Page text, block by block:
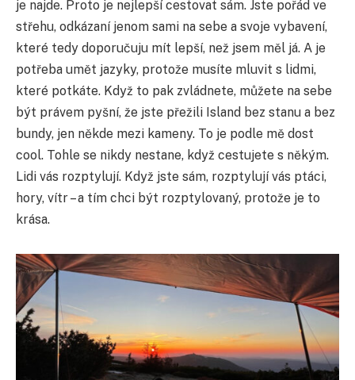
je najde. Proto je nejlepší cestovat sám. Jste pořád ve
střehu, odkázaní jenom sami na sebe a svoje vybavení,
které tedy doporučuju mít lepší, než jsem měl já. A je
potřeba umět jazyky, protože musíte mluvit s lidmi,
které potkáte. Když to pak zvládnete, můžete na sebe
být právem pyšní, že jste přežili Island bez stanu a bez
bundy, jen někde mezi kameny. To je podle mě dost
cool. Tohle se nikdy nestane, když cestujete s někým.
Lidi vás rozptylují. Když jste sám, rozptylují vás ptáci,
hory, vítr – a tím chci být rozptylovaný, protože je to
krása.